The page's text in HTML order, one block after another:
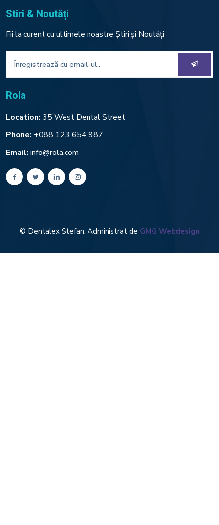
Stiri & Noutăți
Fii la curent cu ultimele noastre Știri și Noutăți
Rola
Location: 35 West Dental Street
Phone: +088 123 654 987
Email: info@rola.com
© Dentalex Stefan. Administrat de GMG Webdesign